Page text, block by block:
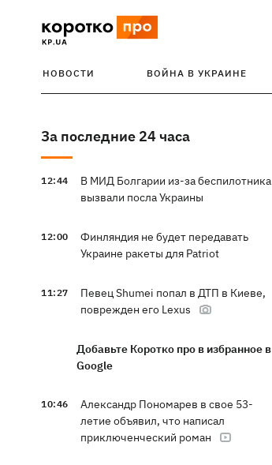
НОВОСТИ ВОЙНА В УКРАИНЕ
За последние 24 часа
12:44
В МИД Болгарии из-за беспилотника
вызвали посла Украины
12:00
Финляндия не будет передавать
Украине ракеты для Patriot
11:27
Певец Shumei попал в ДТП в Киеве,
поврежден его Lexus
Добавьте Коротко про в избранное в
Google
10:46
Александр Пономарев в свое 53-
летие объявил, что написал
приключенческий роман